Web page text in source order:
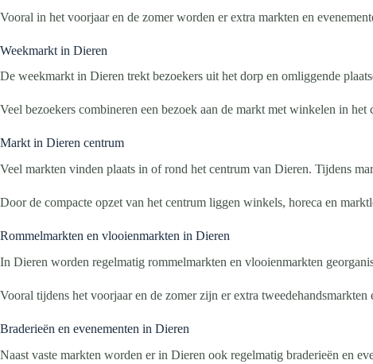
Vooral in het voorjaar en de zomer worden er extra markten en
Weekmarkt in Dieren
De weekmarkt in Dieren trekt bezoekers uit het dorp en omliggende
Veel bezoekers combineren een bezoek aan de markt met winkelen in
Markt in Dieren centrum
Veel markten vinden plaats in of rond het centrum van Dieren. Tijdens
Door de compacte opzet van het centrum liggen winkels, horeca en
Rommelmarkten en vlooienmarkten in Dieren
In Dieren worden regelmatig rommelmarkten en vlooienmarkten
Vooral tijdens het voorjaar en de zomer zijn er extra tweedehandsmarkten
Braderieën en evenementen in Dieren
Naast vaste markten worden er in Dieren ook regelmatig braderieën en